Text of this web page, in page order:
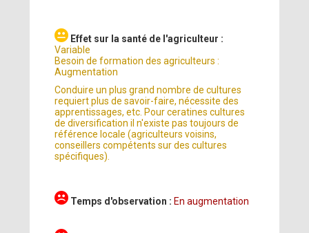
Effet sur la santé de l'agriculteur :
Variable
Besoin de formation des agriculteurs :
Augmentation
Conduire un plus grand nombre de cultures
requiert plus de savoir-faire, nécessite des
apprentissages, etc. Pour ceratines cultures
de diversification il n'existe pas toujours de
référence locale (agriculteurs voisins,
conseillers compétents sur des cultures
spécifiques).
Temps d'observation : En augmentation